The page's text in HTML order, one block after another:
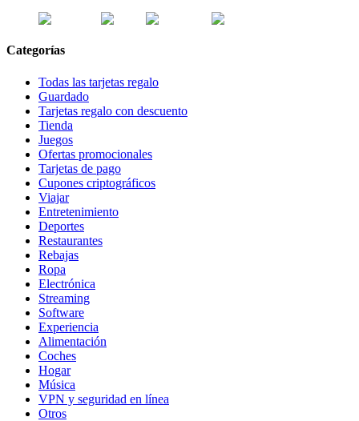
Categorías
Todas las tarjetas regalo
Guardado
Tarjetas regalo con descuento
Tienda
Juegos
Ofertas promocionales
Tarjetas de pago
Cupones criptográficos
Viajar
Entretenimiento
Deportes
Restaurantes
Rebajas
Ropa
Electrónica
Streaming
Software
Experiencia
Alimentación
Coches
Hogar
Música
VPN y seguridad en línea
Otros